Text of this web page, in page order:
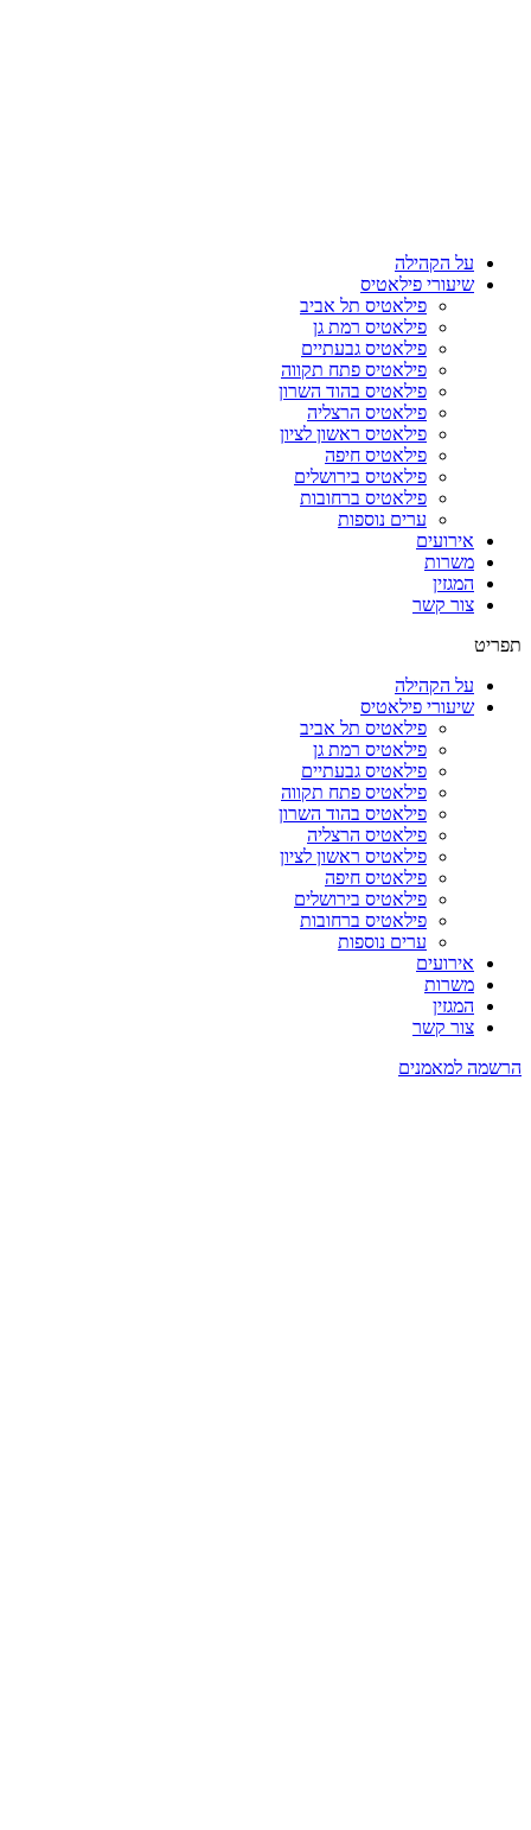
על הקהילה
שיעורי פילאטיס
פילאטיס תל אביב
פילאטיס רמת גן
פילאטיס גבעתיים
פילאטיס פתח תקווה
פילאטיס בהוד השרון
פילאטיס הרצליה
פילאטיס ראשון לציון
פילאטיס חיפה
פילאטיס בירושלים
פילאטיס ברחובות
ערים נוספות
אירועים
משרות
המגזין
צור קשר
תפריט
על הקהילה
שיעורי פילאטיס
פילאטיס תל אביב
פילאטיס רמת גן
פילאטיס גבעתיים
פילאטיס פתח תקווה
פילאטיס בהוד השרון
פילאטיס הרצליה
פילאטיס ראשון לציון
פילאטיס חיפה
פילאטיס בירושלים
פילאטיס ברחובות
ערים נוספות
אירועים
משרות
המגזין
צור קשר
הרשמה למאמנים